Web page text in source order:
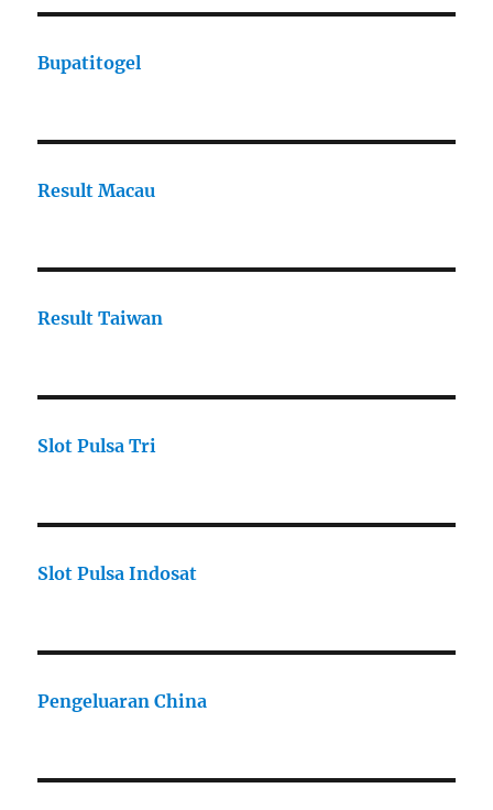
Bupatitogel
Result Macau
Result Taiwan
Slot Pulsa Tri
Slot Pulsa Indosat
Pengeluaran China